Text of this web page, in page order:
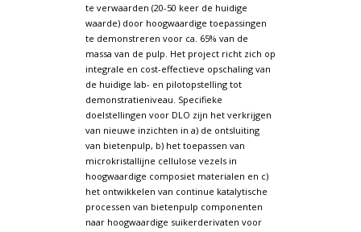
te verwaarden (20-50 keer de huidige
waarde) door hoogwaardige toepassingen
te demonstreren voor ca. 65% van de
massa van de pulp. Het project richt zich op
integrale en cost-effectieve opschaling van
de huidige lab- en pilotopstelling tot
demonstratieniveau. Specifieke
doelstellingen voor DLO zijn het verkrijgen
van nieuwe inzichten in a) de ontsluiting
van bietenpulp, b) het toepassen van
microkristallijne cellulose vezels in
hoogwaardige composiet materialen en c)
het ontwikkelen van continue katalytische
processen van bietenpulp componenten
naar hoogwaardige suikerderivaten voor